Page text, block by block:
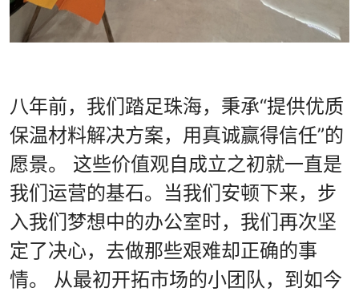
八年前，我们踏足珠海，秉承“提供优质
保温材料解决方案，用真诚赢得信任”的
愿景。 这些价​​值观自成立之初就一直是
我们运营的基石。当我们安顿下来，步
入我们梦想中的办公室时，我们再次坚
定了决心，去做那些艰难却正确的事
情。
从最初开拓市场的小团队，到如今